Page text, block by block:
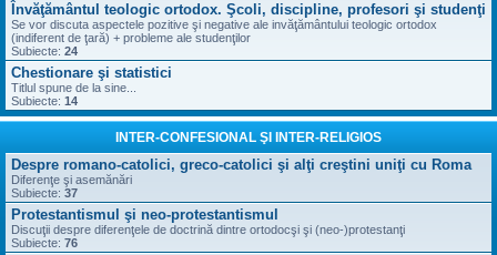
Învăţământul teologic ortodox. Şcoli, discipline, profesori şi studenţi
Se vor discuta aspectele pozitive şi negative ale invăţământului teologic ortodox
(indiferent de ţară) + probleme ale studenţilor
Subiecte: 24
Chestionare şi statistici
Titlul spune de la sine...
Subiecte: 14
INTER-CONFESIONAL ŞI INTER-RELIGIOS
Despre romano-catolici, greco-catolici şi alţi creştini uniţi cu Roma
Diferenţe şi asemănări
Subiecte: 37
Protestantismul şi neo-protestantismul
Discuţii despre diferenţele de doctrină dintre ortodocşi şi (neo-)protestanţi
Subiecte: 76